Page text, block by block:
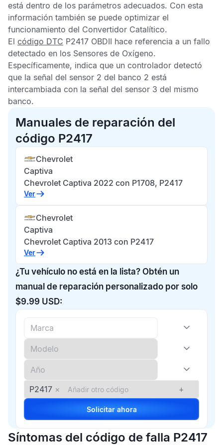
está dentro de los parámetros adecuados. Con esta
información también se puede optimizar el
funcionamiento del Convertidor Catalítico.
El código DTC P2417 OBDII hace referencia a un fallo
detectado en los Sensores de Oxígeno.
Específicamente, indica que un controlador detectó
que la señal del sensor 2 del banco 2 está
intercambiada con la señal del sensor 3 del mismo
banco.
Manuales de reparación del
código P2417
Chevrolet
Captiva
Chevrolet Captiva 2022 con P1708, P2417
Ver
Chevrolet
Captiva
Chevrolet Captiva 2013 con P2417
Ver
¿Tu vehículo no está en la lista? Obtén un
manual de reparación personalizado por solo
$9.99 USD:
P2417 × +
Solicitar ahora
Síntomas del código de falla P2417